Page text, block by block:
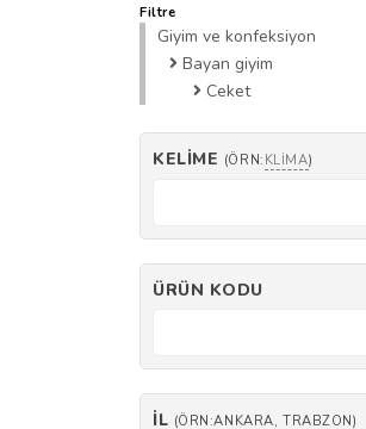
Filtre
Giyim ve konfeksiyon
Bayan giyim
Ceket
KELIME (ÖRN: KLIMA)
ÜRÜN KODU
İL (ÖRN:ANKARA, TRABZON)